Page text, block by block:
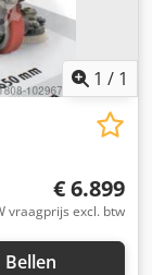
1 / 1
€ 6.899
vraagprijs excl. btw
Bellen